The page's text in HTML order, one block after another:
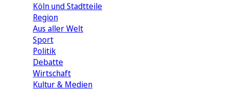
Köln und Stadtteile
Region
Aus aller Welt
Sport
Politik
Debatte
Wirtschaft
Kultur & Medien